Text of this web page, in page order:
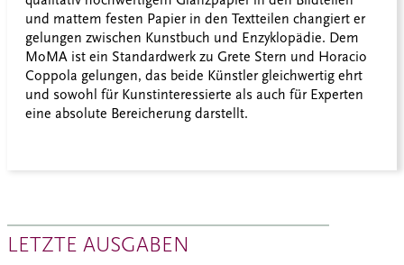
und mattem festen Papier in den Textteilen changiert er
gelungen zwischen Kunstbuch und Enzyklopädie. Dem
MoMA ist ein Standardwerk zu Grete Stern und Horacio
Coppola gelungen, das beide Künstler gleichwertig ehrt
und sowohl für Kunstinteressierte als auch für Experten
eine absolute Bereicherung darstellt.
LETZTE AUSGABEN